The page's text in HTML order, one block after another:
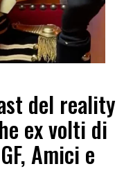
del reality
ex volti di
Amici e